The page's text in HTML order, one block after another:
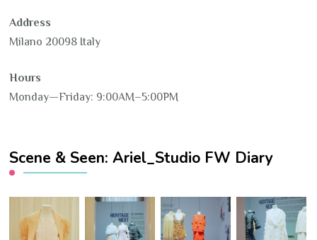
Address
Milano 20098 Italy
Hours
Monday—Friday: 9:00AM–5:00PM
Scene & Seen: Ariel_Studio FW Diary